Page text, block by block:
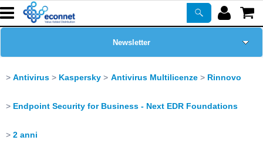
Chi siamo
Newsletter
Antivirus Kaspersky Antivirus Multilicenze Rinnovo
Endpoint Security for Business - Next EDR Foundations
2 anni